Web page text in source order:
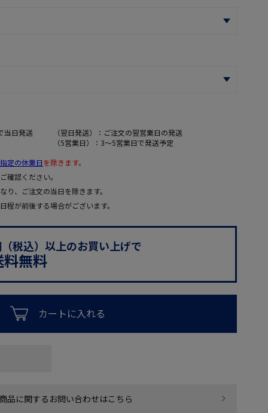
当日発送
（翌日発送）：ご注文の翌営業日の発送
（5営業日）：3～5営業日で発送予定
定の休業日を除きます。
確認ください。
、ご注文の当日を除きます。
が前後する場合がございます。
税込）以上のお買い上げで
無料
カートに入れる
品に関するお問い合わせはこちら